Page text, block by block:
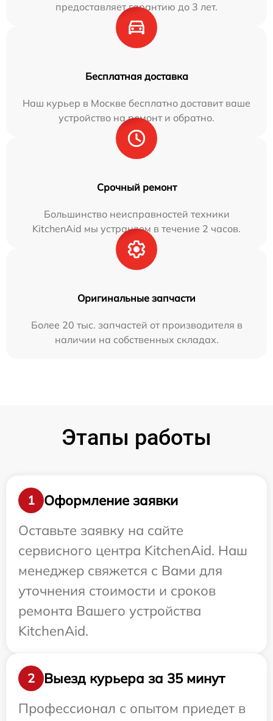
предоставляет гарантию до 3 лет.
Бесплатная доставка
Наш курьер в Москве бесплатно доставит ваше
устройство на ремонт и обратно.
Срочный ремонт
Большинство неисправностей техники
KitchenAid мы устраняем в течение 2 часов.
Оригинальные запчасти
Более 20 тыс. запчастей от производителя в
наличии на собственных складах.
Этапы работы
1
Оформление заявки
Оставьте заявку на сайте
сервисного центра KitchenAid. Наш
менеджер свяжется с Вами для
уточнения стоимости и сроков
ремонта Вашего устройства
KitchenAid.
2
Выезд курьера за 35 минут
Профессионал с опытом приедет в